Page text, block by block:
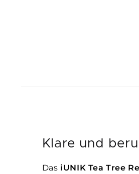
Klare und
Das iUNIK Tea Tree